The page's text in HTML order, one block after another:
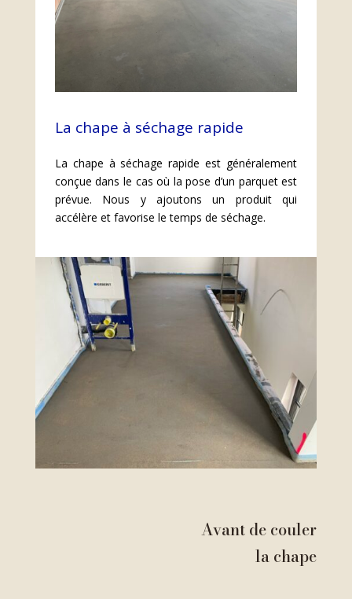
La chape à séchage rapide
La chape à séchage rapide est généralement
conçue dans le cas où la pose d’un parquet est
prévue. Nous y ajoutons un produit qui
accélère et favorise le temps de séchage.
A séchage rapide
En savoir plus
Avant de couler
la chape